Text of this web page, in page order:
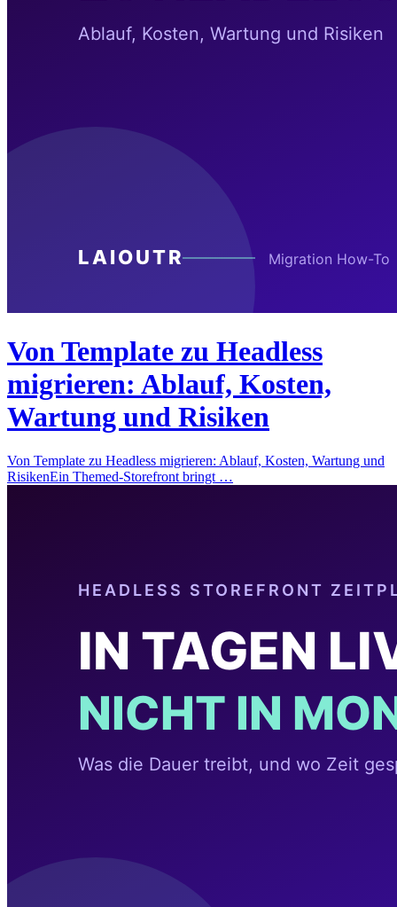
Von Template zu Headless
migrieren: Ablauf, Kosten,
Wartung und Risiken
Von Template zu Headless migrieren: Ablauf, Kosten, Wartung und
RisikenEin Themed-Storefront bringt …